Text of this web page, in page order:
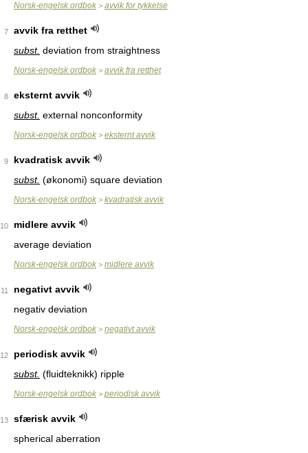
Norsk-engelsk ordbok > avvik for tykkelse
7
avvik fra retthet
subst. deviation from straightness
Norsk-engelsk ordbok > avvik fra retthet
8
eksternt avvik
subst. external nonconformity
Norsk-engelsk ordbok > eksternt avvik
9
kvadratisk avvik
subst. (økonomi) square deviation
Norsk-engelsk ordbok > kvadratisk avvik
10
midlere avvik
average deviation
Norsk-engelsk ordbok > midlere avvik
11
negativt avvik
negativ deviation
Norsk-engelsk ordbok > negativt avvik
12
periodisk avvik
subst. (fluidteknikk) ripple
Norsk-engelsk ordbok > periodisk avvik
13
sfærisk avvik
spherical aberration